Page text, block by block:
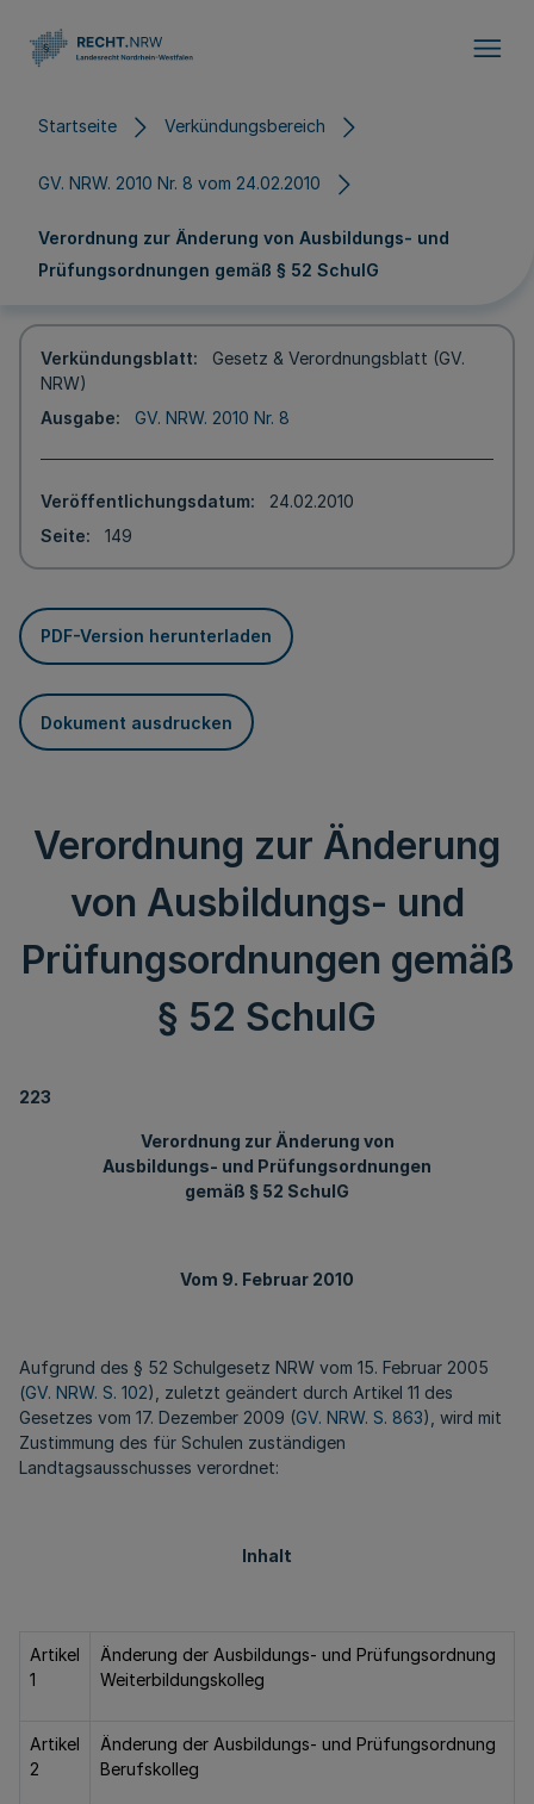
Startseite Verkündungsbereich
GV. NRW. 2010 Nr. 8 vom 24.02.2010
Verordnung zur Änderung von Ausbildungs- und
Prüfungsordnungen gemäß § 52 SchulG
Verkündungsblatt
Gesetz & Verordnungsblatt (GV.
NRW)
Ausgabe
GV. NRW. 2010 Nr. 8
Veröffentlichungsdatum
24.02.2010
Seite
149
PDF-Version herunterladen
Dokument ausdrucken
Verordnung zur Änderung
von Ausbildungs- und
Prüfungsordnungen gemäß
§ 52 SchulG
223
Verordnung zur Änderung von
Ausbildungs- und Prüfungsordnungen
gemäß § 52 SchulG
Vom 9. Februar 2010
Aufgrund des § 52 Schulgesetz NRW vom 15. Februar 2005
(GV. NRW. S. 102), zuletzt geändert durch Artikel 11 des
Gesetzes vom 17. Dezember 2009 (GV. NRW. S. 863), wird mit
Zustimmung des für Schulen zuständigen
Landtagsausschusses verordnet:
Inhalt
Artikel
1
Änderung der Ausbildungs- und Prüfungsordnung
Weiterbildungskolleg
Artikel
2
Änderung der Ausbildungs- und Prüfungsordnung
Berufskolleg